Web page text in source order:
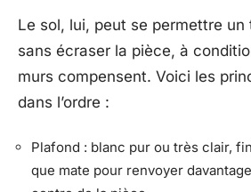
Le sol, lui, peut se permettre un
sans écraser la pièce, à
murs compensent. Voici les
dans l’ordre :
Plafond : blanc pur ou très clair,
que mate pour renvoyer